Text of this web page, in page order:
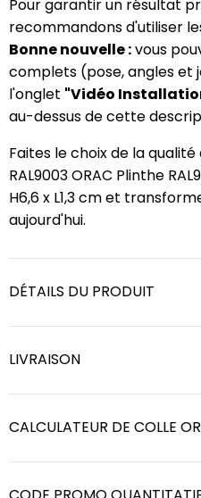
Pour garantir un résultat
recommandons d'utiliser
Bonne nouvelle :vous
complets (pose, angles
l'onglet "Vidéo
au-dessus de cette
Faites le choix de la
RAL9003 ORAC Plinthe
H6,6 x L1,3 cm et
aujourd'hui.
DÉTAILS DU PRODUIT
LIVRAISON
CALCULATEUR DE COLLE